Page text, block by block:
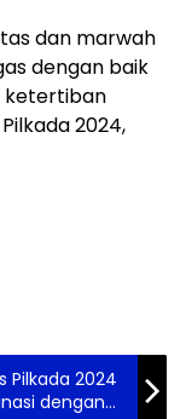
dan marwah
dengan baik
ketertiban
2024,
Pilkada 2024
dengan